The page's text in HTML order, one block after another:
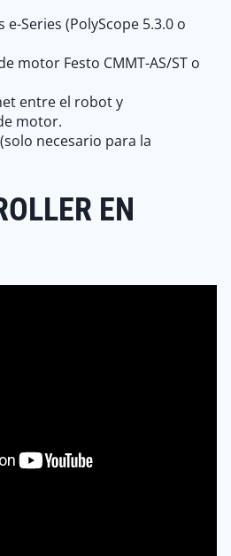
Series (PolyScope 5.3.0 o
motor Festo CMMT-AS/ST o
entre el robot y
motor.
necesario para la
EN